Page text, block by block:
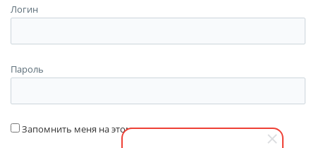
Логин
Пароль
Запомнить меня на этом компьютере